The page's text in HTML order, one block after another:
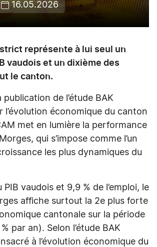
16.05.2026
représente à lui seul un
vaudois et un dixième des
le canton.
publication de l’étude BAK
l’évolution économique du canton
met en lumière la performance
qui s’impose comme l’un
les plus dynamiques du
PIB vaudois et 9,9 % de l’emploi, le
affiche surtout la 2e plus forte
cantonale sur la période
par an). Selon l’étude BAK
à l’évolution économique du